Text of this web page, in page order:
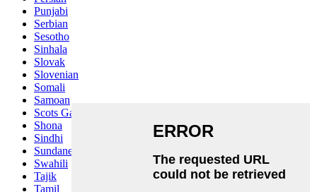
Punjabi
Serbian
Sesotho
Sinhala
Slovak
Slovenian
Somali
Samoan
Scots Gaelic
Shona
Sindhi
Sundanese
Swahili
Tajik
Tamil